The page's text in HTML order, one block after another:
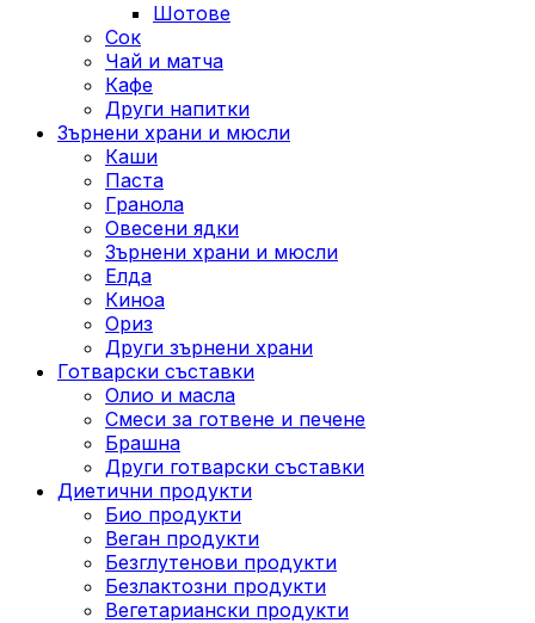
Шотове
Сок
Чай и матча
Кафе
Други напитки
Зърнени храни и мюсли
Каши
Паста
Гранола
Овесени ядки
Зърнени храни и мюсли
Елда
Киноа
Ориз
Други зърнени храни
Готварски съставки
Олио и масла
Смеси за готвене и печене
Брашна
Други готварски съставки
Диетични продукти
Био продукти
Веган продукти
Безглутенови продукти
Безлактозни продукти
Вегетариански продукти